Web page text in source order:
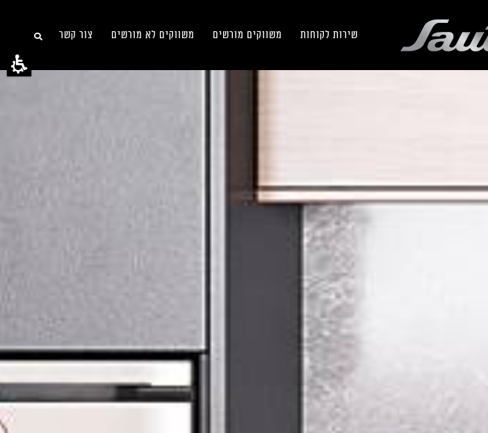
שירות לקוחות משווקים מורשים משווקים לא מורשים צור קשר